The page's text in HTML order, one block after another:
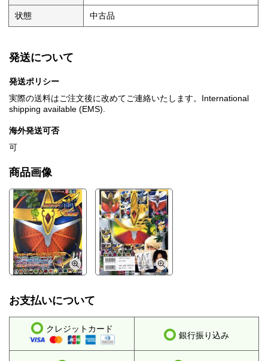
状態 中古品
発送について
発送ポリシー
実際の送料はご注文後に改めてご連絡いたします。International
shipping available (EMS).
海外発送可否
可
商品画像
お支払いについて
クレジットカード
銀行振り込み